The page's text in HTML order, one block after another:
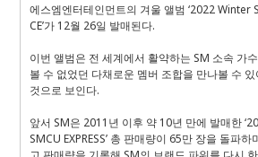
에스엠엔터테인먼트의 겨울 앨범 ‘2022 Winter
CE’가 12월 26일 발매된다.
이번 앨범은 전 세계에서 활약하는 SM 소속 가
볼 수 없었던 다채로운 멤버 조합을 만나볼 수
것으로 보인다.
앞서 SM은 2011년 이후 약 10년 만에 발매한
SMCU EXPRESS’ 총 판매량이 65만 장을 돌파